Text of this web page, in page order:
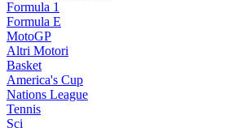
Formula 1
Formula E
MotoGP
Altri Motori
Basket
America's Cup
Nations League
Tennis
Sci